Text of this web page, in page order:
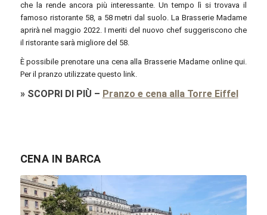
che la rende ancora più interessante. Un tempo lì si trovava il
famoso ristorante 58, a 58 metri dal suolo. La Brasserie Madame
aprirà nel maggio 2022. I meriti del nuovo chef suggeriscono che
il ristorante sarà migliore del 58.
È possibile prenotare una cena alla Brasserie Madame online qui.
Per il pranzo utilizzate questo link.
» SCOPRI DI PIÙ – Pranzo e cena alla Torre Eiffel
CENA IN BARCA